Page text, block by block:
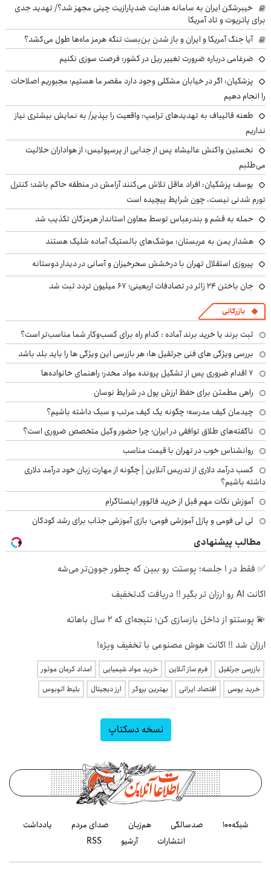
خیبرشکن ایران به سامانه هدایت ضدپارازیت چینی مجهز شد؟/ تهدید جدی
برای پاتریوت و تاد آمریکا
آیا جنگ آمریکا و ایران و باز شدن بن‌بست تنگه هرمز ماه‌ها طول می‌کشد؟
ضرغامی درباره ضرورت تغییر ریل در کشور: فرصت سوزی نکنیم
پزشکیان: اگر در خیابان مشکلی وجود دارد مقصر ما هستیم؛ مجبوریم اصلاحات
را انجام دهیم
طعنه قالیباف به تهدیدهای ترامپ: واقعیت را بپذیر/ به نمایش بیشتری نیاز
نداریم
نخستین واکنش عالیشاه پس از جدایی از پرسپولیس: از هواداران حلالیت
می‌طلبم
یوسف پزشکیان: افراد عاقل تلاش می‌کنند آرامش در منطقه حاکم باشد؛ کنترل
تورم شدنی نیست، چون شرایط پیچیده است
حمله به قشم و بندرعباس توسط معاون استاندار هرمزگان تکذیب شد
هشدار یمن به عربستان: موشک‌های بالستیک آماده شلیک هستند
پیروزی استقلال تهران با درخشش سحرخیزان و آسانی در دیدار دوستانه
جان باختن ۲۴ زائر در تصادفات اربعینی؛ ۶۷ میلیون تردد ثبت شد
بازرگانی
ثبت برند یا خرید برند آماده : کدام راه برای کسب‌وکار شما مناسب‌تر است؟
بررسی ویژگی های فنی جرثقیل ها: هر بازرسی این ویژگی ها را باید بلد باشد
۷ اقدام ضروری پس از تشکیل پرونده مواد مخدر؛ راهنمای خانواده‌ها
راهی مطمئن برای حفظ ارزش پول در شرایط نوسان
چیدمان کیف مدرسه؛ چگونه یک کیف مرتب و سبک داشته باشیم؟
ناگفته‌های طلاق توافقی در ایران؛ چرا حضور وکیل متخصص ضروری است؟
روانشناس خوب در تهران با قیمت مناسب
کسب درآمد دلاری از تدریس آنلاین | چگونه از مهارت زبان خود درآمد دلاری
داشته باشیم؟
آموزش نکات مهم قبل از خرید فالوور اینستاگرام
لی لی فومی و پازل آموزشی فومی؛ بازی آموزشی جذاب برای رشد کودکان
مطالب پیشنهادی
✅ فقط در 1 جلسه؛ پوستت رو ببین که چطور جوون‌تر می‌شه
اکانت AI رو ارزان تر بگیر !! دریافت کدتخفیف
💫 پوستتو از داخل بازسازی کن؛ نتیجه‌ای که ۲ سال باهاته
ارزان شد !! اکانت هوش مصنوعی با تخفیف ویژه!
بازرسی جرثقیل فرم ساز آنلاین خرید مواد شیمیایی
امداد کرمان موتور
خرید یوسی
اقتصاد ایرانی بهترین بروکر ارز دیجیتال بلیط اتوبوس
نسخه دسکتاپ
شبکه۱۰۰ صدسالگی هم‌زبان صدای مردم
یادداشت
انتشارات
آرشیو RSS